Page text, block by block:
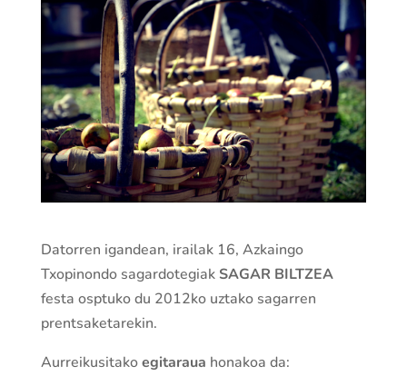
Datorren igandean, irailak 16, Azkaingo
Txopinondo sagardotegiak SAGAR BILTZEA
festa osptuko du 2012ko uztako sagarren
prentsaketarekin.
Aurreikusitakoegitaraua honakoa da: